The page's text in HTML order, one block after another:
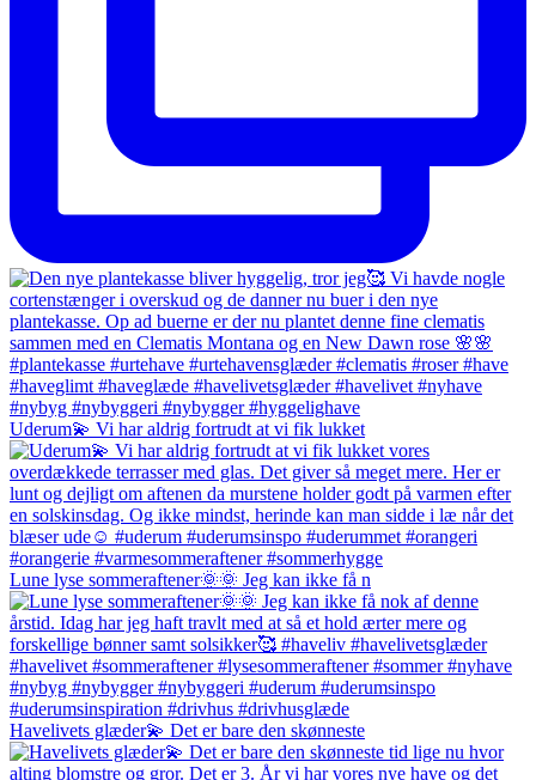
Uderum💫 Vi har aldrig fortrudt at vi fik lukket
Lune lyse sommeraftener🌞🌞 Jeg kan ikke få n
Havelivets glæder💫 Det er bare den skønneste